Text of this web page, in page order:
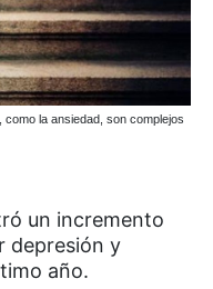
la ansiedad, son complejos
un incremento
depresión y
año.